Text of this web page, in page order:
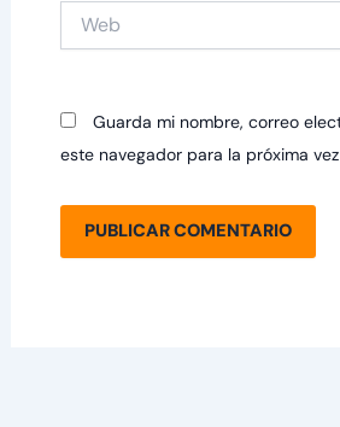
Guarda mi nombre, correo
este navegador para la próxima